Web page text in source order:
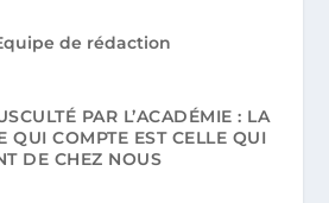
de rédaction
PAR L’ACADÉMIE : LA
QUI COMPTE EST CELLE QUI
DE CHEZ NOUS